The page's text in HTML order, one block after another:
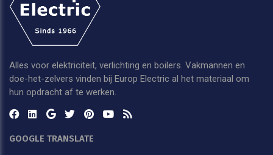
Alles voor elektriciteit, verlichting en boilers. Vakmannen en
doe-het-zelvers vinden bij Europ Electric al het materiaal om
hun opdracht af te werken.
GOOGLE TRANSLATE